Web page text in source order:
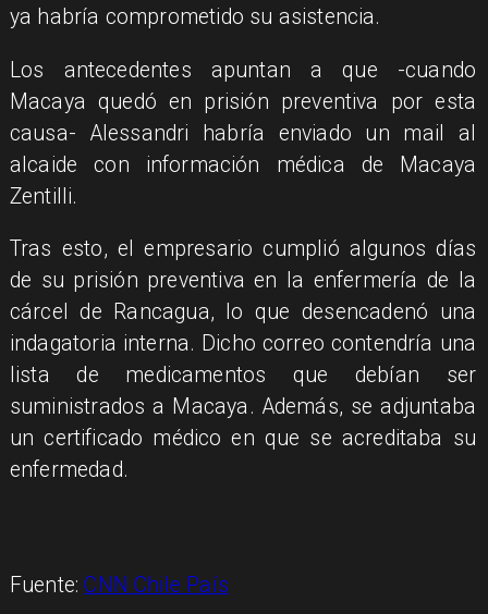
ya habría comprometido su asistencia.
Los antecedentes apuntan a que -cuando
Macaya quedó en prisión preventiva por esta
causa- Alessandri habría enviado un mail al
alcaide con información médica de Macaya
Zentilli.
Tras esto, el empresario cumplió algunos días
de su prisión preventiva en la enfermería de la
cárcel de Rancagua, lo que desencadenó una
indagatoria interna. Dicho correo contendría una
lista de medicamentos que debían ser
suministrados a Macaya. Además, se adjuntaba
un certificado médico en que se acreditaba su
enfermedad.
Fuente:CNN Chile País